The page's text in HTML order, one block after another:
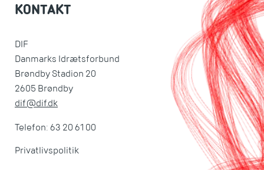
KONTAKT
DIF
Danmarks Idrætsforbund
Brøndby Stadion 20
2605 Brøndby
dif@dif.dk
Telefon: 63 20 61 00
Privatlivspolitik